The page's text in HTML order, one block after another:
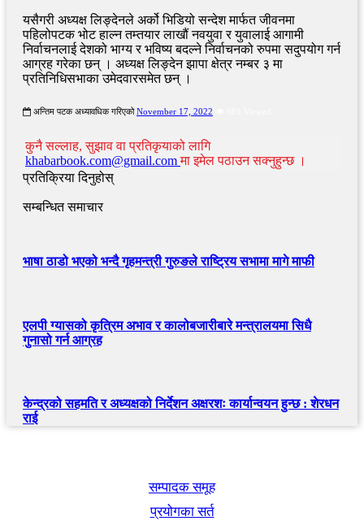
यसैगरी अध्यक्ष लिङ्देनले अर्को भिडियो सन्देश मार्फत जीवनमा
पहिलोपटक भोट हाल्न तम्तयार लाखौं नवयुवा र युवालाई आगामी
निर्वाचनलाई देशको भाग्य र भविष्य बदल्ने निर्वाचनको रुपमा सदुपयोग गर्न
आग्रह गरेका छन् । अध्यक्ष लिङ्देन झापा क्षेत्र नम्बर ३ मा
प्रतिनिधिसभाका उमेदवारसमेत छन् ।
अन्तिम पटक अध्यावधिक गरिएको November 17, 2022
कुनै सल्लाह, सुझाव वा प्रतिकृयाको लागि
khabarbook.com@gmail.comमा इमेल पठाउन सक्नुहुन्छ ।
प्रतिक्रिया दिनुहोस्
सम्बन्धित समाचार
भाषा ठाडो भएको भन्दै गृहमन्त्री गुरुङले राष्ट्रिय सभामा मागे माफी
एलपी ग्यासको कृत्रिम अभाव र कालोबजारीबारे मन्त्रालयमा सिधै
गुनासो गर्न आग्रह
केन्द्रको सहमति र अध्यक्षको निर्देशन अक्षरशः कार्यान्वयन हुन्छ : शेरधन
राई
सम्पादक समूह
प्रयोगका सर्त